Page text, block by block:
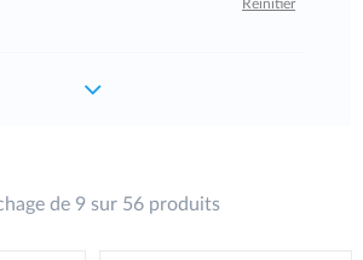
Réinitier
de 9 sur 56 produits